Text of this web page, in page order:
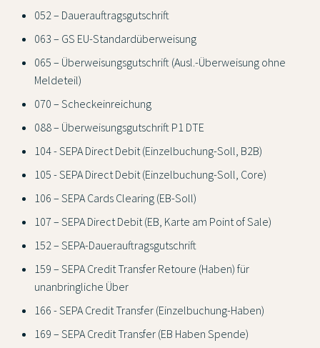
052 – Dauerauftragsgutschrift
063 – GS EU-Standardüberweisung
065 – Überweisungsgutschrift (Ausl.-Überweisung ohne
Meldeteil)
070 – Scheckeinreichung
088 – Überweisungsgutschrift P1 DTE
104 - SEPA Direct Debit (Einzelbuchung-Soll, B2B)
105 - SEPA Direct Debit (Einzelbuchung-Soll, Core)
106 – SEPA Cards Clearing (EB-Soll)
107 – SEPA Direct Debit (EB, Karte am Point of Sale)
152 – SEPA-Dauerauftragsgutschrift
159 – SEPA Credit Transfer Retoure (Haben) für
unanbringliche Über
166 - SEPA Credit Transfer (Einzelbuchung-Haben)
169 – SEPA Credit Transfer (EB Haben Spende)